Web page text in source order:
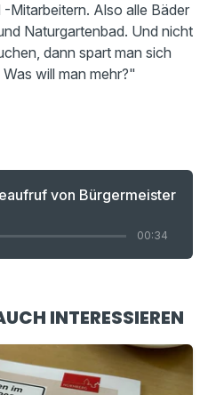
Mitarbeitern. Also alle Bäder
Naturgartenbad. Und nicht
dann spart man sich
will man mehr?"
von Bürgermeister
00:34
INTERESSIEREN